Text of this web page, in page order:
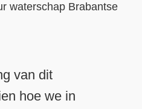
waterschap Brabantse
van dit
hoe we in